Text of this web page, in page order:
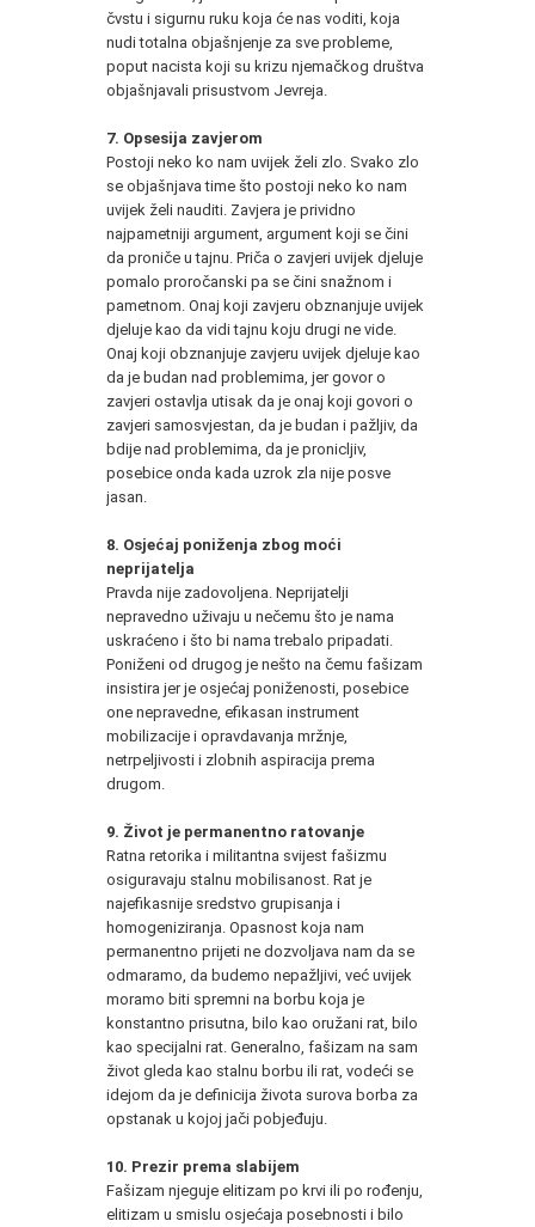
čvstu i sigurnu ruku koja će nas voditi, koja
nudi totalna objašnjenje za sve probleme,
poput nacista koji su krizu njemačkog društva
objašnjavali prisustvom Jevreja.
7. Opsesija zavjerom
Postoji neko ko nam uvijek želi zlo. Svako zlo
se objašnjava time što postoji neko ko nam
uvijek želi nauditi. Zavjera je prividno
najpametniji argument, argument koji se čini
da proniče u tajnu. Priča o zavjeri uvijek djeluje
pomalo proročanski pa se čini snažnom i
pametnom. Onaj koji zavjeru obznanjuje uvijek
djeluje kao da vidi tajnu koju drugi ne vide.
Onaj koji obznanjuje zavjeru uvijek djeluje kao
da je budan nad problemima, jer govor o
zavjeri ostavlja utisak da je onaj koji govori o
zavjeri samosvjestan, da je budan i pažljiv, da
bdije nad problemima, da je pronicljiv,
posebice onda kada uzrok zla nije posve
jasan.
8. Osjećaj poniženja zbog moći
neprijatelja
Pravda nije zadovoljena. Neprijatelji
nepravedno uživaju u nečemu što je nama
uskraćeno i što bi nama trebalo pripadati.
Poniženi od drugog je nešto na čemu fašizam
insistira jer je osjećaj poniženosti, posebice
one nepravedne, efikasan instrument
mobilizacije i opravdavanja mržnje,
netrpeljivosti i zlobnih aspiracija prema
drugom.
9. Život je permanentno ratovanje
Ratna retorika i militantna svijest fašizmu
osiguravaju stalnu mobilisanost. Rat je
najefikasnije sredstvo grupisanja i
homogeniziranja. Opasnost koja nam
permanentno prijeti ne dozvoljava nam da se
odmaramo, da budemo nepažljivi, već uvijek
moramo biti spremni na borbu koja je
konstantno prisutna, bilo kao oružani rat, bilo
kao specijalni rat. Generalno, fašizam na sam
život gleda kao stalnu borbu ili rat, vodeći se
idejom da je definicija života surova borba za
opstanak u kojoj jači pobjeđuju.
10. Prezir prema slabijem
Fašizam njeguje elitizam po krvi ili po rođenju,
elitizam u smislu osjećaja posebnosti i bilo